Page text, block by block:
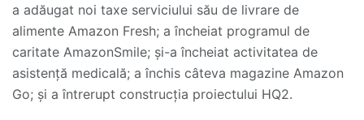
a adăugat noi taxe serviciului său de livrare de
alimente Amazon Fresh; a încheiat programul de
caritate AmazonSmile; și-a încheiat activitatea de
asistență medicală; a închis câteva magazine Amazon
Go; și a întrerupt construcția proiectului HQ2.